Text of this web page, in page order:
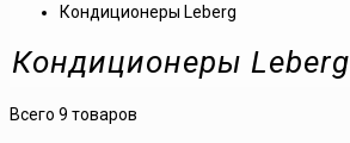
Кондиционеры Leberg
Кондиционеры Leberg
Всего 9 товаров